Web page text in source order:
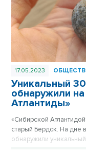
17.05.2023
Уникальный
обнаружили
Атлантиды»
«Сибирской
старый Бердск. На дне
обнаружили